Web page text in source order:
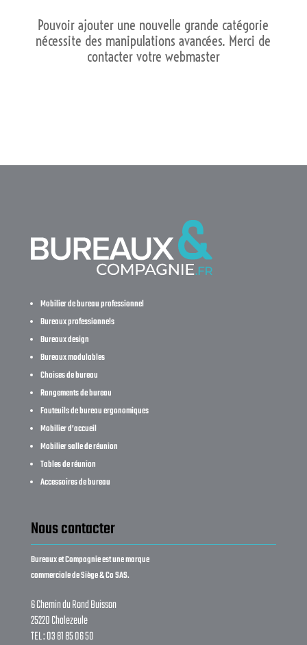
Pouvoir ajouter une nouvelle grande catégorie
nécessite des manipulations avancées. Merci de
contacter votre webmaster
Mobilier de bureau professionnel
Bureaux professionnels
Bureaux design
Bureaux modulables
Chaises de bureau
Rangements de bureau
Fauteuils de bureau ergonomiques
Mobilier d’accueil
Mobilier salle de réunion
Tables de réunion
Accessoires de bureau
Nous contacter
Bureaux et Compagnie est une marque
commerciale de Siège & Co SAS.
6 Chemin du Rond Buisson
25220 Chalezeule
TEL : 03 81 85 06 50